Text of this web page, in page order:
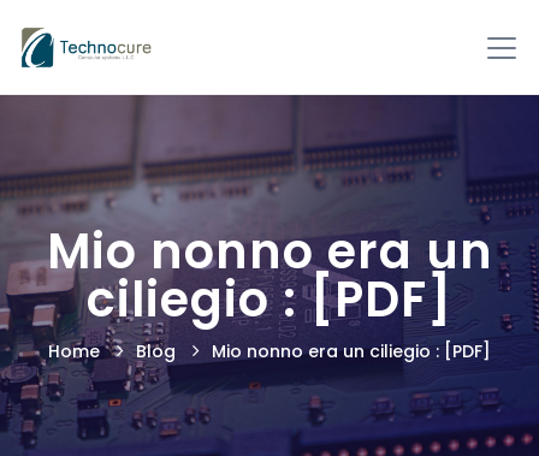
Mio nonno era un
ciliegio : [PDF]
Home Blog Mio nonno era un ciliegio : [PDF]